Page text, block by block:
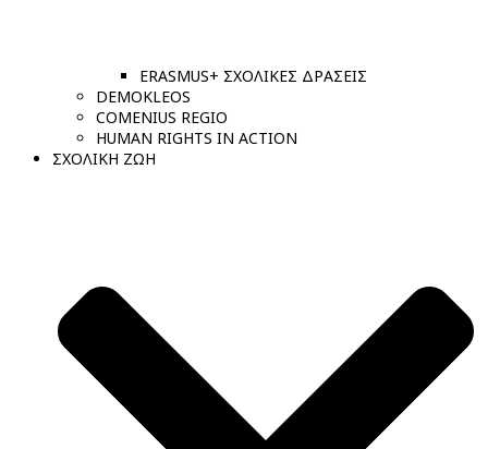
ERASMUS+ ΣΧΟΛΙΚΕΣ ΔΡΑΣΕΙΣ
DEMOKLEOS
COMENIUS REGIO
HUMAN RIGHTS IN ACTION
ΣΧΟΛΙΚΗ ΖΩΗ